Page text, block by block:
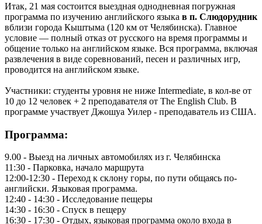
Итак, 21 мая состоится выездная однодневная погружная
программа по изучению английского языка в п. Слюдорудник
вблизи города Кыштыма (120 км от Челябинска). Главное
условие — полный отказ от русского на время программы и
общение только на английском языке. Вся программа, включая
развлечения в виде соревнований, песен и различных игр,
проводится на английском языке.
Участники: студенты уровня не ниже Intermediate, в кол-ве от
10 до 12 человек + 2 преподавателя от The English Club. В
программе участвует Джошуа Уилер - преподаватель из США.
Программа:
9.00 - Выезд на личных автомобилях из г. Челябинска
11:30 - Парковка, начало маршрута
12:00-12:30 - Переход к склону горы, по пути общаясь по-
английски. Языковая программа.
12:40 - 14:30 - Исследование пещеры
14:30 - 16:30 - Спуск в пещеру
16:30 - 17:30 - Отдых, языковая программа около входа в